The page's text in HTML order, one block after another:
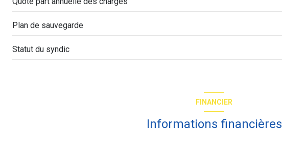
Plan de sauvegarde
Statut du syndic
FINANCIER
Informations financières